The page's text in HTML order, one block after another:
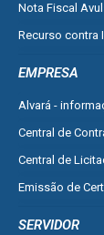
Nota Fiscal
Recurso contra
EMPRESA
Alvará -
Central de
Central de
Emissão de
SERVIDOR